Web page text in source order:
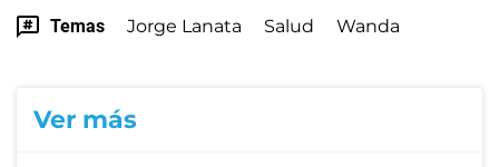
Temas Jorge Lanata Salud Wanda
Ver más